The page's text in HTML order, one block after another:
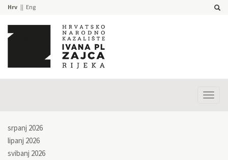
Hrv Eng
srpanj 2026
lipanj 2026
svibanj 2026